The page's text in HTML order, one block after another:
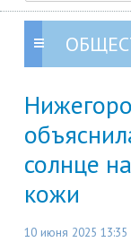
солнце
кожи
10 июня 2025 13:35